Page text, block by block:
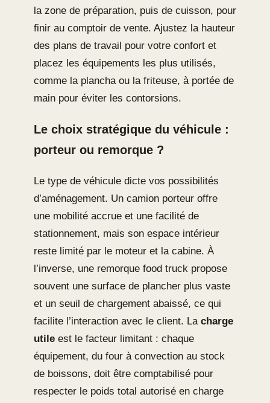
la zone de préparation, puis de cuisson, pour
finir au comptoir de vente. Ajustez la hauteur
des plans de travail pour votre confort et
placez les équipements les plus utilisés,
comme la plancha ou la friteuse, à portée de
main pour éviter les contorsions.
Le choix stratégique du véhicule :
porteur ou remorque ?
Le type de véhicule dicte vos possibilités
d’aménagement. Un camion porteur offre
une mobilité accrue et une facilité de
stationnement, mais son espace intérieur
reste limité par le moteur et la cabine. À
l’inverse, une remorque food truck propose
souvent une surface de plancher plus vaste
et un seuil de chargement abaissé, ce qui
facilite l’interaction avec le client. La charge
utile est le facteur limitant : chaque
équipement, du four à convection au stock
de boissons, doit être comptabilisé pour
respecter le poids total autorisé en charge